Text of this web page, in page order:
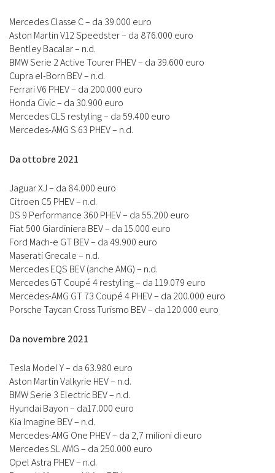
Mercedes Classe C – da 39.000 euro
Aston Martin V12 Speedster – da 876.000 euro
Bentley Bacalar – n.d.
BMW Serie 2 Active Tourer PHEV – da 39.600 euro
Cupra el-Born BEV – n.d.
Ferrari V6 PHEV – da 200.000 euro
Honda Civic – da 30.900 euro
Mercedes CLS restyling – da 59.400 euro
Mercedes-AMG S 63 PHEV – n.d.
Da ottobre 2021
Jaguar XJ – da 84.000 euro
Citroen C5 PHEV – n.d.
DS 9 Performance 360 PHEV – da 55.200 euro
Fiat 500 Giardiniera BEV – da 15.000 euro
Ford Mach-e GT BEV – da 49.900 euro
Maserati Grecale – n.d.
Mercedes EQS BEV (anche AMG) – n.d.
Mercedes GT Coupé 4 restyling – da 119.079 euro
Mercedes-AMG GT 73 Coupé 4 PHEV – da 200.000 euro
Porsche Taycan Cross Turismo BEV – da 120.000 euro
Da novembre 2021
Tesla Model Y – da 63.980 euro
Aston Martin Valkyrie HEV – n.d.
BMW Serie 3 Electric BEV – n.d.
Hyundai Bayon – da17.000 euro
Kia Imagine BEV – n.d.
Mercedes-AMG One PHEV – da 2,7 milioni di euro
Mercedes SL AMG – da 250.000 euro
Opel Astra PHEV – n.d.